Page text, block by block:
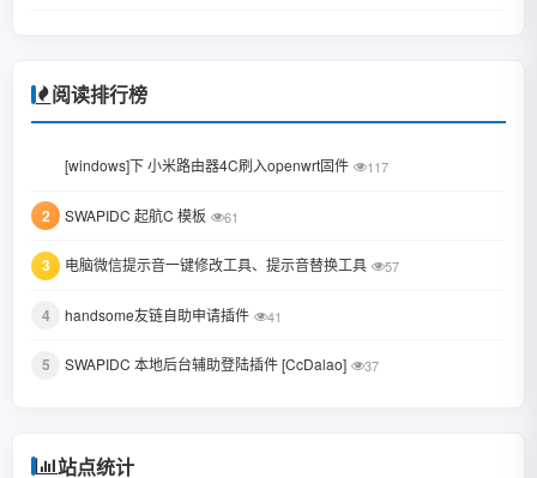
January 2023
June 2022
February 2022
January 2022
October 2021
August 2021
July 2021
December 2020
阅读排行榜
[windows]下 小米路由器4C刷入openwrt固件 117
2 SWAPIDC 起航C 模板 61
3 电脑微信提示音一键修改工具、提示音替换工具 57
4 handsome友链自助申请插件 41
5 SWAPIDC 本地后台辅助登陆插件 [CcDalao] 37
站点统计